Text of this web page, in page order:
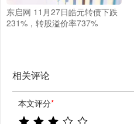
东启网 11月27日皓元转债下跌
231%，转股溢价率737%
相关评论
本文评分*